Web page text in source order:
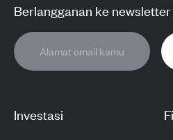
Investasi
Berlangganan ke